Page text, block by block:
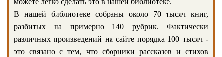
можете легко сделать это в нашей библиотеке.
В нашей библиотеке собраны около 70 тысяч книг,
разбитых на примерно 140 рубрик. Фактически
различных произведений на сайте порядка 100 тысяч -
это связано с тем, что сборники рассказов и стихов